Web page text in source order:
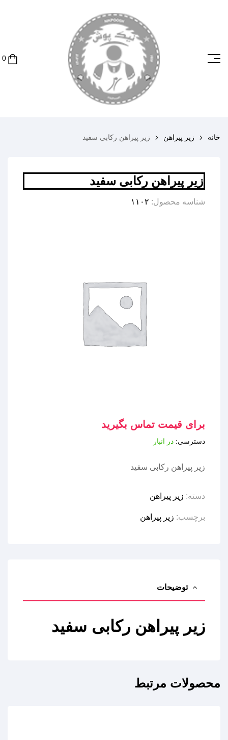
‏0
خانه زیر پیراهن زیر پیراهن رکابی سفید
زیر پیراهن رکابی سفید
شناسه محصول: ۱۱۰۲
برای قیمت تماس بگیرید
دسترسی: در انبار
زیر پیراهن رکابی سفید
دسته: زیر پیراهن
برچسب: زیر پیراهن
توضیحات
زیر پیراهن رکابی سفید
محصولات مرتبط